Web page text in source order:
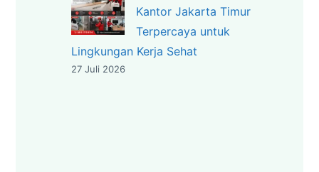
Kantor Jakarta Timur
Terpercaya untuk
Lingkungan Kerja Sehat
27 Juli 2026